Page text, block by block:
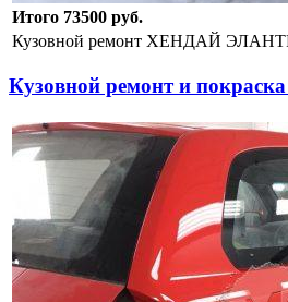
Итого 73500 руб.
Кузовной ремонт ХЕНДАЙ
Кузовной ремонт и